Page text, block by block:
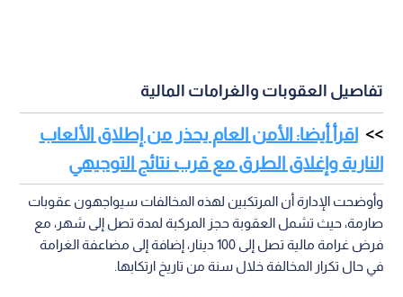
تفاصيل العقوبات والغرامات المالية
اقرأ أيضا: الأمن العام يحذر من إطلاق الألعاب
النارية وإغلاق الطرق مع قرب نتائج التوجيهي
وأوضحت الإدارة أن المرتكبين لهذه المخالفات سيواجهون عقوبات
صارمة، حيث تشمل العقوبة حجز المركبة لمدة تصل إلى شهر، مع
فرض غرامة مالية تصل إلى 100 دينار، إضافة إلى مضاعفة الغرامة
في حال تكرار المخالفة خلال سنة من تاريخ ارتكابها.